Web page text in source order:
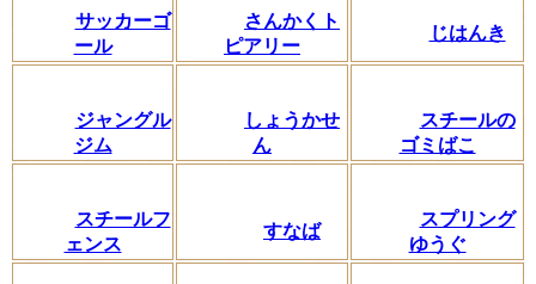
サッカーゴ
ール
さんかくト
ピアリー
じはんき
ジャングル
ジム
しょうかせ
ん
スチールの
ゴミばこ
スチールフ
ェンス
すなば
スプリング
ゆうぐ